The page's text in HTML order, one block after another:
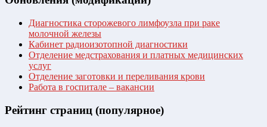
Диагностика сторожевого лимфоузла при раке
молочной железы
Кабинет радиоизотопной диагностики
Отделение медстрахования и платных медицинских
услуг
Отделение заготовки и переливания крови
Работа в госпитале – вакансии
Рейтинг страниц (популярное)